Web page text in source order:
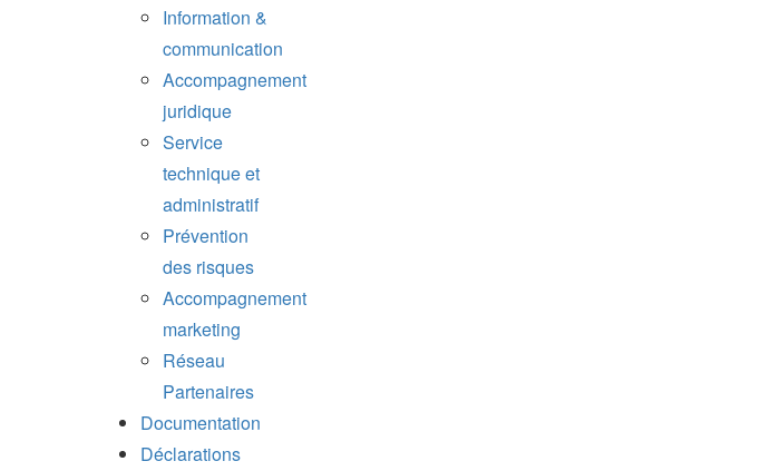
Information &
communication
Accompagnement
juridique
Service
technique et
administratif
Prévention
des risques
Accompagnement
marketing
Réseau
Partenaires
Documentation
Déclarations